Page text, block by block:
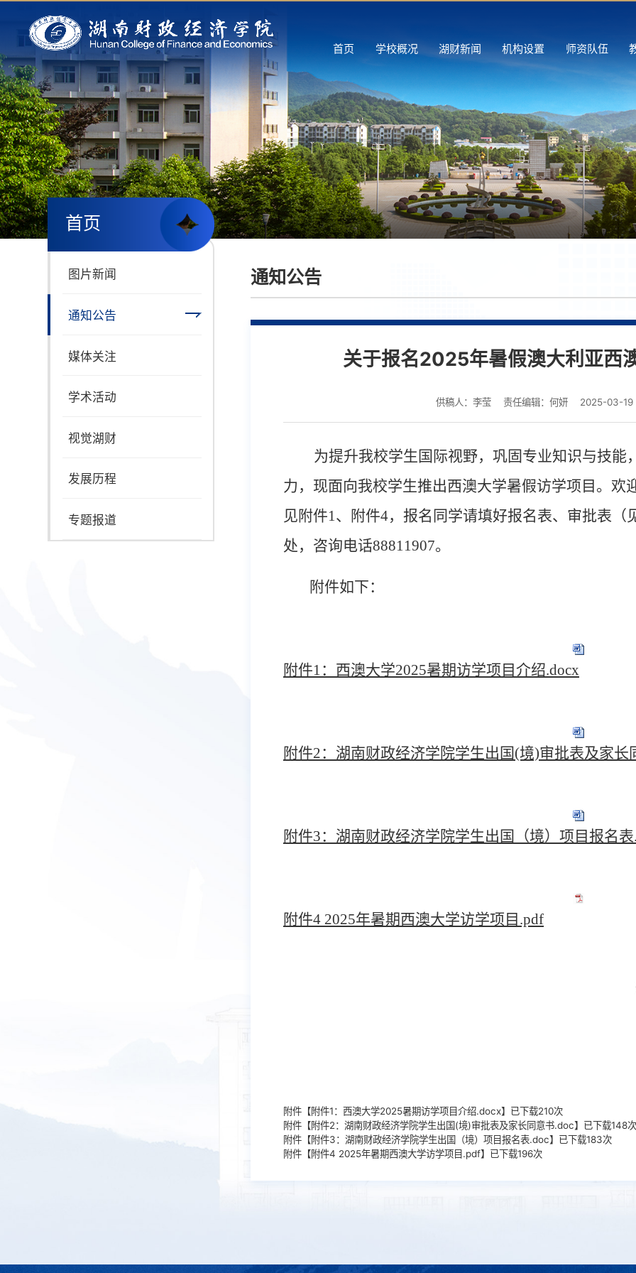
首页 学校概况 湖财新闻 机构设置 师资队伍
首页
图片新闻
通知公告
媒体关注
学术活动
视觉湖财
发展历程
专题报道
通知公告
关于报名2025年暑假澳大利亚西
供稿人：李莹 责任编辑：何妍 2025-03-19
为提升我校学生国际视野，巩固专业知识与技能
力，现面向我校学生推出西澳大学暑假访学项目。欢
见附件1 、附件4，报名同学请填好报名表、审批表（
处，咨询电话88811907。
附件如下：
附件1：西澳大学2025暑期访学项目介绍.docx
附件2：湖南财政经济学院学生出国(境)审批表及家长
附件3：湖南财政经济学院学生出国（境）项目报名表
附件4 2025年暑期西澳大学访学项目.pdf
附件【附件1：西澳大学2025暑期访学项目介绍.docx】已下载210次
附件【附件2：湖南财政经济学院学生出国(境)审批表及家长同意书.doc】已下载148次
附件【附件3：湖南财政经济学院学生出国（境）项目报名表.doc】已下载183次
附件【附件4 2025年暑期西澳大学访学项目.pdf】已下载196次